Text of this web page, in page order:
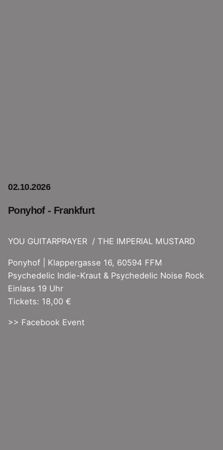
02.10.2026
Ponyhof - Frankfurt
YOU GUITARPRAYER / THE IMPERIAL MUSTARD
Ponyhof | Klappergasse 16, 60594 FFM
Psychedelic Indie-Kraut & Psychedelic Noise Rock
Einlass 19 Uhr
Tickets: 18,00 €
>> Facebook Event